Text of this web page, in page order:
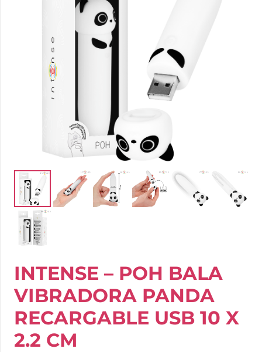
INTENSE – POH BALA
VIBRADORA PANDA
RECARGABLE USB 10 X
2.2 CM